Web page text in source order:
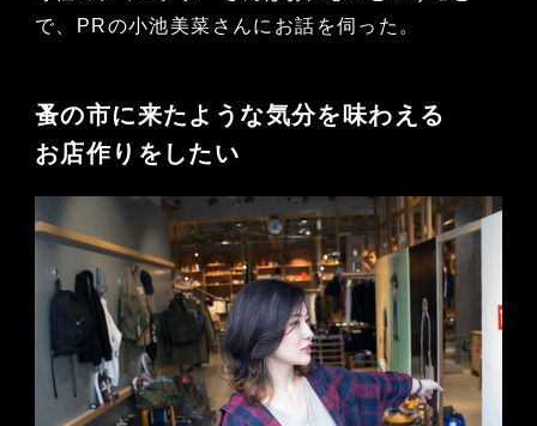
で、PRの小池美菜さんにお話を伺った。
蚤の市に来たような気分を味わえる
お店作りをしたい